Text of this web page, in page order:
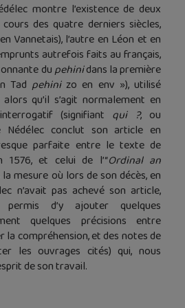
montre l’existence de deux
des quatre derniers siècles,
Vannetais), l’autre en Léon et en
autrefois faits au français,
dupehinidans la première
Tadpehinizo en env »), utilisé
qu’il s’agit normalement en
(signifiant qui ?, ou
Nédélec conclut son article en
parfaite entre le texte de
1576, et celui de l’“Ordinal an
la mesure où lors de son décès, en
n’avait pas achevé son article,
d’y ajouter quelques
quelques précisions entre
compréhension, et des notes de
les ouvrages cités) qui, nous
de son travail.